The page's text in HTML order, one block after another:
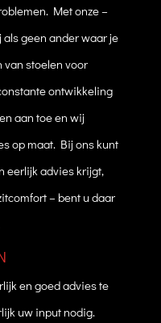
Met onze –
geen ander waar je
van stoelen voor
ontwikkeling
aan toe en wij
op maat. Bij ons kunt
eerlijk advies krijgt,
– bent u daar
en goed advies te
uw input nodig.